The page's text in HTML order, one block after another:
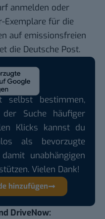
anmelden oder
Exemplare für die
auf emissionsfreien
die Deutsche Post.
selbst bestimmen,
Suche häufiger
Klicks kannst du
als bevorzugte
unabhängigen
Vielen Dank!
hinzufügen
DriveNow: